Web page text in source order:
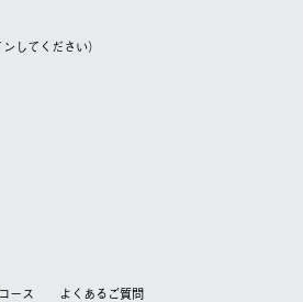
ンしてください）
ース よくあるご質問